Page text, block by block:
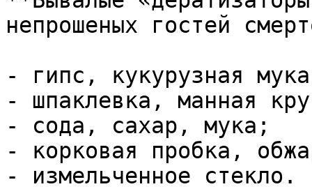
непрошеных гостей
- гипс, кукурузная
- шпаклевка, манная
- сода, сахар, мука;
- корковая пробка,
- измельченное стекло.